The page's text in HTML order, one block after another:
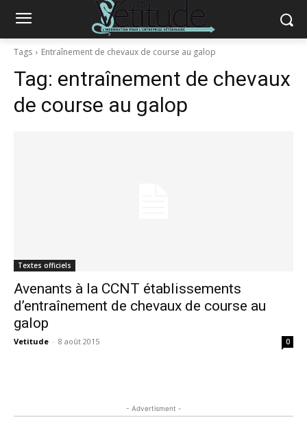
Tags Entraînement de chevaux de course au galop
Tag: entraînement de chevaux
de course au galop
Textes officiels
Avenants à la CCNT établissements
d’entraînement de chevaux de course au
galop
Vetitude - 8 août 2015 0
- Advertisment -